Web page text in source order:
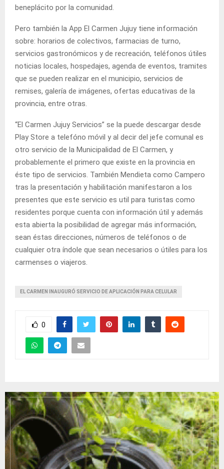
beneplácito por la comunidad.
Pero también la App El Carmen Jujuy tiene información
sobre: horarios de colectivos, farmacias de turno,
servicios gastronómicos y de recreación, teléfonos útiles
noticias locales, hospedajes, agenda de eventos, tramites
que se pueden realizar en el municipio, servicios de
remises, galería de imágenes, ofertas educativas de la
provincia, entre otras.
“El Carmen Jujuy Servicios” se la puede descargar desde
Play Store a telefóno móvil y al decir del jefe comunal es
otro servicio de la Municipalidad de El Carmen, y
probablemente el primero que existe en la provincia en
éste tipo de servicios. También Mendieta como Campero
tras la presentación y habilitación manifestaron a los
presentes que este servicio es util para turistas como
residentes porque cuenta con información útil y además
esta abierta la posibilidad de agregar más información,
sean éstas direcciones, números de teléfonos o de
cualquier otra índole que sean necesarios o útiles para los
carmenses o viajeros.
EL CARMEN INAUGURÓ SERVICIO DE APLICACIÓN PARA CELULAR
0